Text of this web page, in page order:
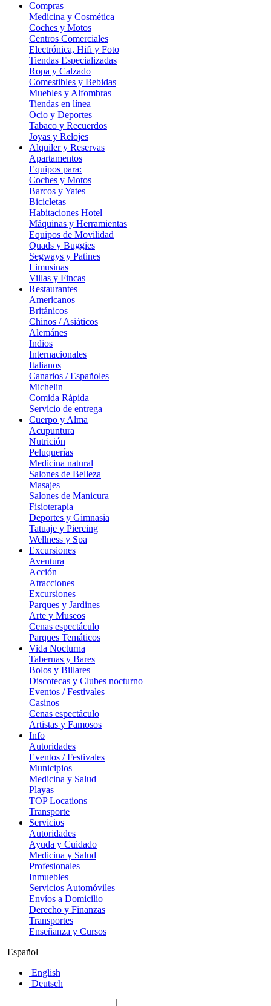
Compras
Medicina y Cosmética
Coches y Motos
Centros Comerciales
Electrónica, Hifi y Foto
Tiendas Especializadas
Ropa y Calzado
Comestibles y Bebidas
Muebles y Alfombras
Tiendas en línea
Ocio y Deportes
Tabaco y Recuerdos
Joyas y Relojes
Alquiler y Reservas
Apartamentos
Equipos para:
Coches y Motos
Barcos y Yates
Bicicletas
Habitaciones Hotel
Máquinas y Herramientas
Equipos de Movilidad
Quads y Buggies
Segways y Patines
Limusinas
Villas y Fincas
Restaurantes
Americanos
Británicos
Chinos / Asiáticos
Alemánes
Indios
Internacionales
Italianos
Canarios / Españoles
Michelin
Comida Rápida
Servicio de entrega
Cuerpo y Alma
Acupuntura
Nutrición
Peluquerías
Medicina natural
Salones de Belleza
Masajes
Salones de Manicura
Fisioterapia
Deportes y Gimnasia
Tatuaje y Piercing
Wellness y Spa
Excursiones
Aventura
Acción
Atracciones
Excursiones
Parques y Jardines
Arte y Museos
Cenas espectáculo
Parques Temáticos
Vida Nocturna
Tabernas y Bares
Bolos y Billares
Discotecas y Clubes nocturno
Eventos / Festivales
Casinos
Cenas espectáculo
Artistas y Famosos
Info
Autoridades
Eventos / Festivales
Municipios
Medicina y Salud
Playas
TOP Locations
Transporte
Servicios
Autoridades
Ayuda y Cuidado
Medicina y Salud
Profesionales
Inmuebles
Servicios Automóviles
Envíos a Domicilio
Derecho y Finanzas
Transportes
Enseñanza y Cursos
Español
English
Deutsch